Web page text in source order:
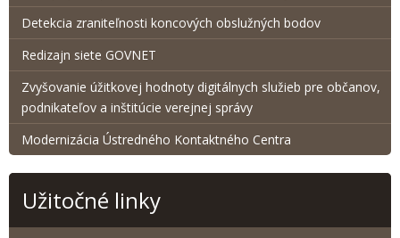
Detekcia zraniteľnosti koncových obslužných bodov
Redizajn siete GOVNET
Zvyšovanie úžitkovej hodnoty digitálnych služieb pre občanov,
podnikateľov a inštitúcie verejnej správy
Modernizácia Ústredného Kontaktného Centra
Užitočné linky